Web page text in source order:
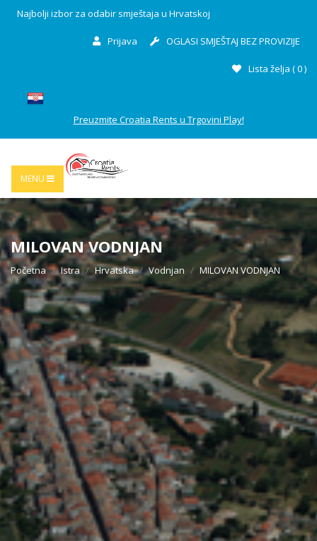
Najbolji izbor za odabir smještaja u Hrvatskoj
Prijava OGLASI SMJEŠTAJ BEZ PROVIZIJE
Lista želja (0)
Preuzmite Croatia Rents u Trgovini Play!
MENU
MILOVAN VODNJAN
Početna Istra Hrvatska Vodnjan MILOVAN VODNJAN